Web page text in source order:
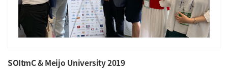
SOItmC & Meijo University 2019